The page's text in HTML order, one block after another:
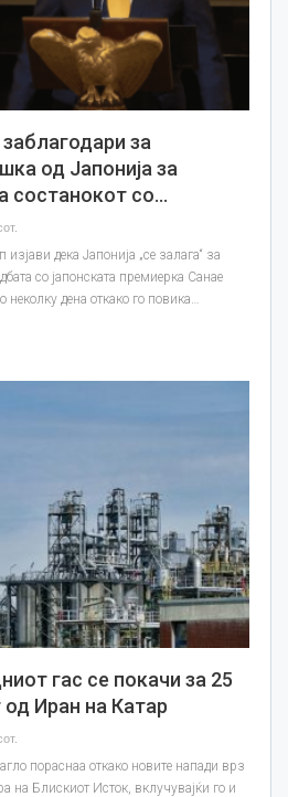
за
од Јапонија за
состанокот со…
дека Јапонија „се залага“ за
со јапонската премиерка Санае
неколку дена откако го повика…
гас се покачи за 25
Иран на Катар
пораснаа откако новите напади врз
на Блискиот Исток, вклучувајќи го и